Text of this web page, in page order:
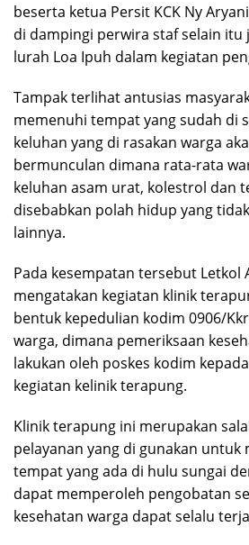
beserta ketua Persit KCK Ny
di dampingi perwira staf selain
lurah Loa Ipuh dalam kegiatan
Tampak terlihat antusias
memenuhi tempat yang sudah di
keluhan yang di rasakan warga
bermunculan dimana rata-rata
keluhan asam urat, kolestrol dan
disebabkan polah hidup yang
lainnya.
Pada kesempatan tersebut Letkol
mengatakan kegiatan klinik
bentuk kepedulian kodim 0906/
warga, dimana pemeriksaan
lakukan oleh poskes kodim
kegiatan kelinik terapung.
Klinik terapung ini merupakan
pelayanan yang di gunakan
tempat yang ada di hulu sungai
dapat memperoleh pengobatan
kesehatan warga dapat selalu